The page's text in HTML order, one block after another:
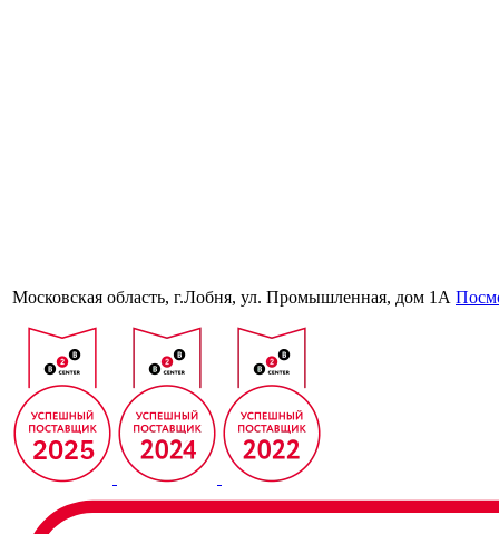
Московская область, г.Лобня, ул. Промышленная, дом 1А